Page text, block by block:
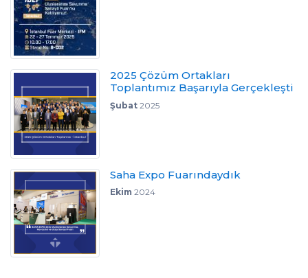
2025 Çözüm Ortakları
Toplantımız Başarıyla Gerçekleşti
Şubat2025
Saha Expo Fuarındaydık
Ekim 2024